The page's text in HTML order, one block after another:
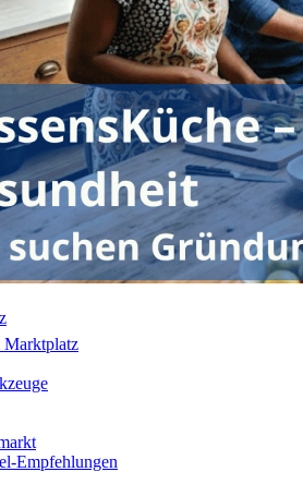
Marktplatz
Empfehlungen